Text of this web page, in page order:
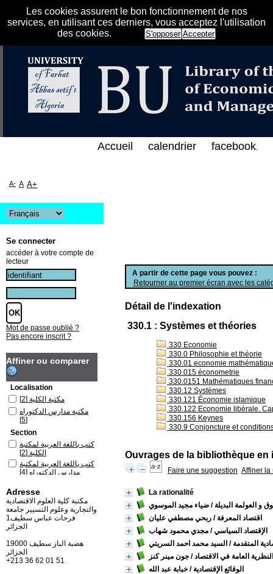
Les cookies assurent le bon fonctionnement de nos
services, en utilisant ces derniers, vous acceptez l'utilisation
des cookies.
S'opposer Accepter
الإلكتروني على الخط المباشر لمكتبة كلية
A partir de cette page vous pouvez :
Retourner au premier écran avec les
Détail de l'indexation
330.1 : Systèmes et théories
330 Economie
330.0 Philosophie et théorie
330.01 economie
330.015 économetrie
330.0151 Mathématiques
330.12 Systèmes
330.121 Économie islamique
330.122 Economie libérale.
330.156 Keynes
330.9 Conjoncture et
Ouvrages de la bibliothèque en
Faire une suggestion Affiner la
La rationalité
و العولمة البديلة / ضياء مجيد الموسوي
اقتصاد المعرفة / ربحي مصطفي عليان
الإقتصاد السياسي/ مجدي محمود شهاب
المتقدمة / السيد محمد احمد السريتي
النظرية العامة في الاقتصاد/ جون مينر كنز
الوقائع الإقتصادية / خبابة عبد الله
Accueil calendrier facebook.
A- A A+
Se connecter
accéder à votre compte de
lecteur
Mot de passe oublié ?
Pas encore inscrit ?
Affiner ou comparer
Localisation
مكتبة الكلية [2]
مكتبة مدارس الدكتوراه
[5]
Section
كتب باللغة العربية لمكتبة
الكلية [2]
كتب باللغة العربية لمكتبة
مدارس الدكتوراه [4]
لمكتبة مدارس الدكتوراه
[1]
Adresse
مكتبة كلية العلوم الاقتصادية
والتجارية وعلوم التسيير جامعة
فرحات عباس سطيف1
الجزائر
19000 هضبة الباز سطيف
+213 36 62 01 51